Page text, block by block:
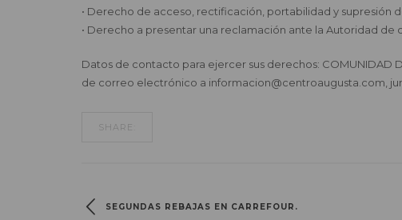
• Derecho de acceso, rectificación, portabilidad y supresión
• Derecho a presentar una reclamación ante la Autoridad de
Datos de contacto para ejercer sus derechos: COMUNIDAD
de correo electrónico a informacion@centroaugusta.com,
SHARE:
SEGUNDAS REBAJAS EN CARREFOUR.